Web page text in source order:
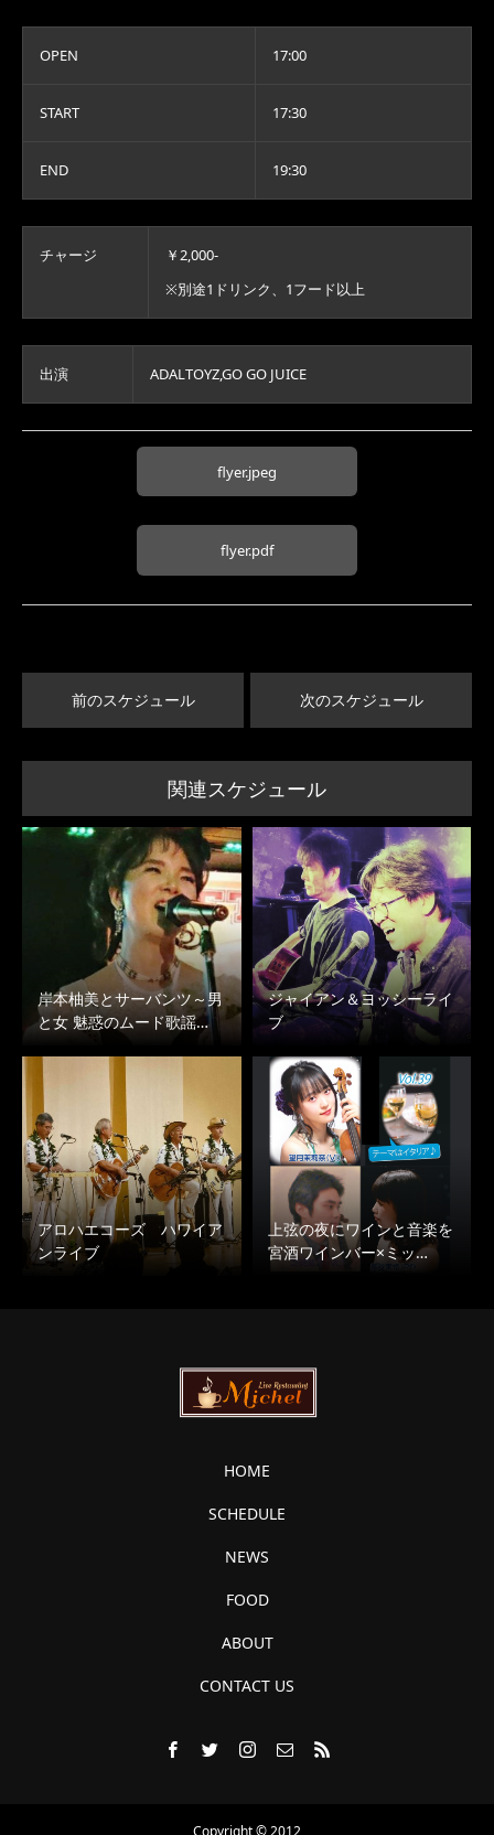
OPEN 17:00
START 17:30
END 19:30
チャージ
￥2,000-
※別途1ドリンク、1フード以上
出演 ADALTOYZ,GO GO JUICE
flyer.jpeg
flyer.pdf
前のスケジュール 次のスケジュール
関連スケジュール
岸本柚美とサーバンツ～男
と女 魅惑のムード歌謡…
ジャイアン＆ヨッシーライ
ブ
アロハエコーズ ハワイア
ンライブ
上弦の夜にワインと音楽を
宮酒ワインバー×ミッ…
HOME
SCHEDULE
NEWS
FOOD
ABOUT
CONTACT US
Copyright © 2012